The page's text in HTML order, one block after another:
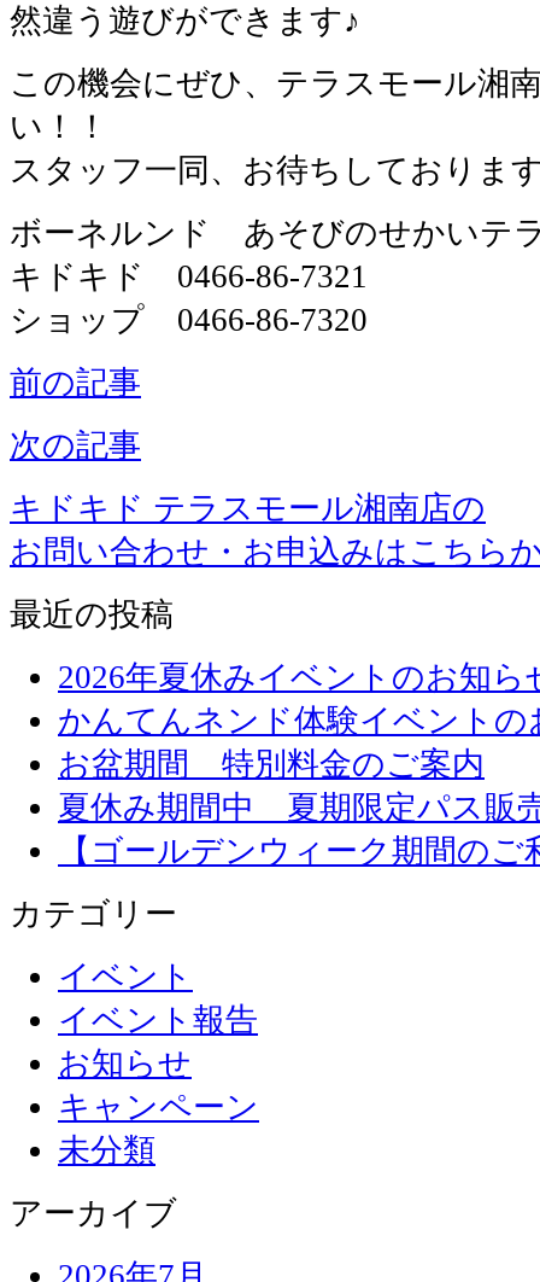
然違う遊びができます♪
この機会にぜひ、テラスモール湘
い！！
スタッフ一同、お待ちしておりま
ボーネルンド あそびのせかいテ
キドキド 0466-86-7321
ショップ 0466-86-7320
前の記事
次の記事
キドキド テラスモール湘南店の
お問い合わせ・お申込みはこちら
最近の投稿
2026年夏休みイベントのお知
かんてんネンド体験イベント
お盆期間 特別料金のご案内
夏休み期間中 夏期限定パス販
【ゴールデンウィーク期間の
カテゴリー
イベント
イベント報告
お知らせ
キャンペーン
未分類
アーカイブ